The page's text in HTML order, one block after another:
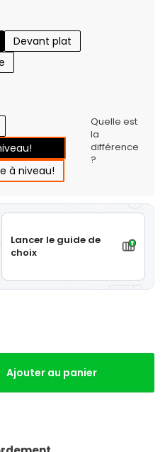
Devant plat
à niveau!
Quelle est
la
différence
?
Lancer le guide de
choix
Ajouter au panier